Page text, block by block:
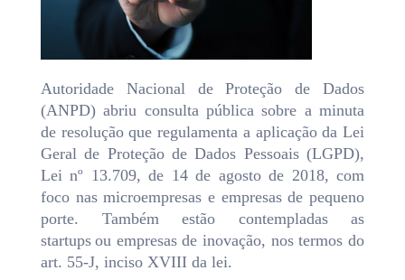
Autoridade Nacional de Proteção de Dados
(ANPD) abriu consulta pública sobre a minuta
de resolução que regulamenta a aplicação da Lei
Geral de Proteção de Dados Pessoais (LGPD),
Lei nº 13.709, de 14 de agosto de 2018, com
foco nas microempresas e empresas de pequeno
porte. Também estão contempladas as
startups ou empresas de inovação, nos termos do
art. 55-J, inciso XVIII da lei.